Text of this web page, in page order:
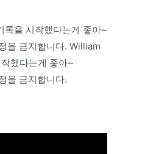
을 시작했다는게 좋아~
을 금지합니다. William
했다는게 좋아~
을 금지합니다.